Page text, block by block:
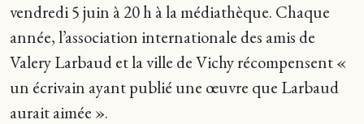
vendredi 5 juin à 20 h à la médiathèque. Chaque
année, l’association internationale des amis de
Valery Larbaud et la ville de Vichy récompensent «
un écrivain ayant publié une œuvre que Larbaud
aurait aimée ».